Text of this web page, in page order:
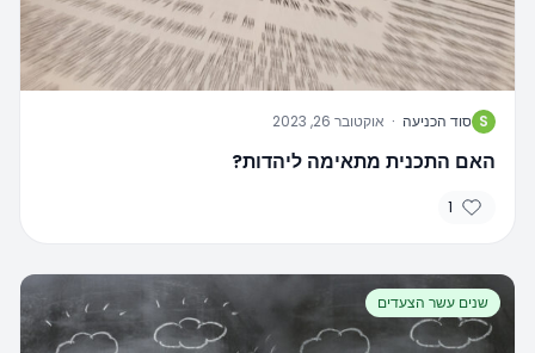
S סוד הכניעה · אוקטובר 26, 2023
האם התכנית מתאימה ליהדות?
1
שנים עשר הצעדים